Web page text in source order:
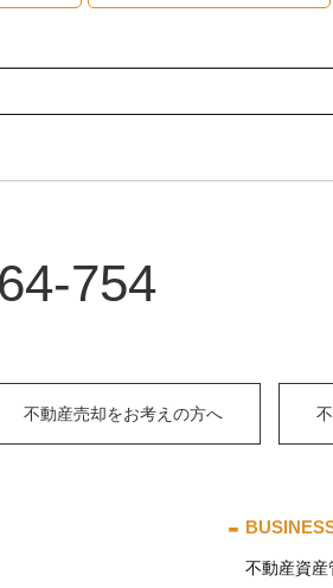
754
不動産売却をお考えの方へ
不動産資産